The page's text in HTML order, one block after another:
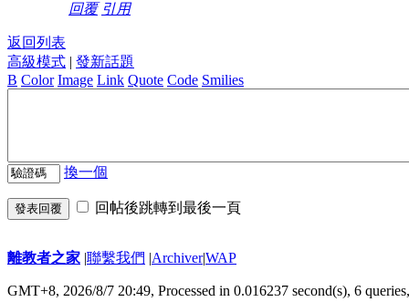
回覆 引用
返回列表
高級模式 | 發新話題
B Color Image Link Quote Code Smilies
換一個
發表回覆 回帖後跳轉到最後一頁
離教者之家 |聯繫我們 |Archiver|WAP
GMT+8, 2026/8/7 20:49, Processed in 0.016237 second(s), 6